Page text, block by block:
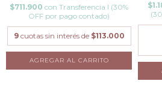
$711.900 con Transferencia I (30%
OFF por pago contado)
9 cuotas sin interés de $113.000
AGREGAR AL CARRITO